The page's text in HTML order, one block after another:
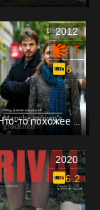
Что-то похожее на счастье
2012
6.5
6
2020
6.2